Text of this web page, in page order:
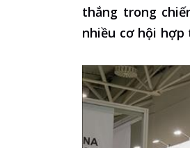
thắng trong
nhiều cơ hội